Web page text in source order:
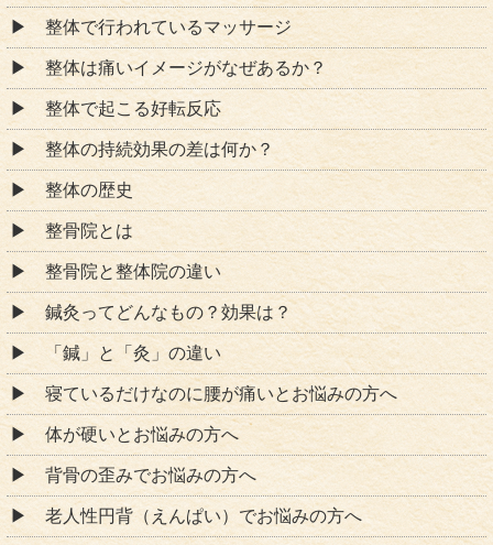
整体で行われているマッサージ
整体は痛いイメージがなぜあるか？
整体で起こる好転反応
整体の持続効果の差は何か？
整体の歴史
整骨院とは
整骨院と整体院の違い
鍼灸ってどんなもの？効果は？
「鍼」と「灸」の違い
寝ているだけなのに腰が痛いとお悩みの方へ
体が硬いとお悩みの方へ
背骨の歪みでお悩みの方へ
老人性円背（えんぱい）でお悩みの方へ